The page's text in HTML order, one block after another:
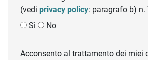
(vedi privacy policy: paragrafo b) n.
Sì
No
Acconsento al trattamento dei miei